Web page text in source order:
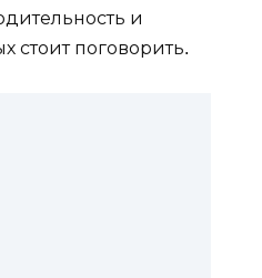
и
стоит поговорить.